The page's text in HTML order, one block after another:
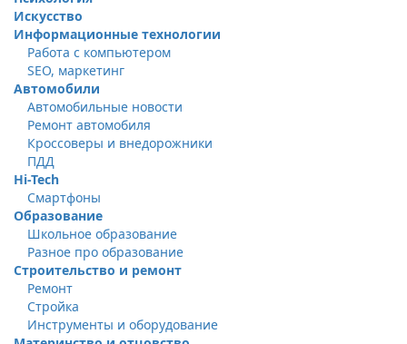
Искусство
Информационные технологии
Работа с компьютером
SEO, маркетинг
Автомобили
Автомобильные новости
Ремонт автомобиля
Кроссоверы и внедорожники
ПДД
Hi-Tech
Смартфоны
Образование
Школьное образование
Разное про образование
Строительство и ремонт
Ремонт
Стройка
Инструменты и оборудование